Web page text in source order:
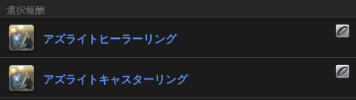
選択報酬
アズライトヒーラーリング
アズライトキャスターリング